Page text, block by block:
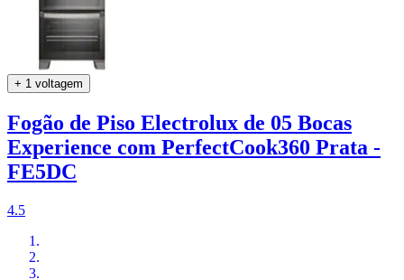
+ 1 voltagem
Fogão de Piso Electrolux de 05 Bocas
Experience com PerfectCook360 Prata -
FE5DC
4.5